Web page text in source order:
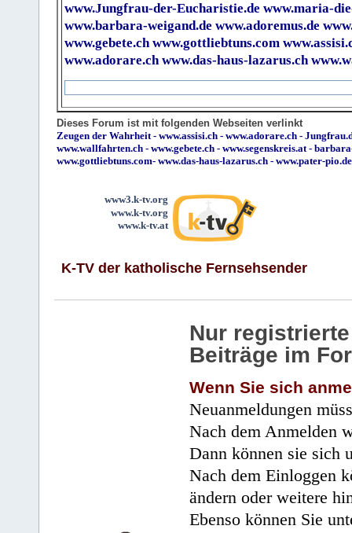
www.Jungfrau-der-Eucharistie.de www.maria-
www.barbara-weigand.de www.adoremus.de
www.gebete.ch www.gottliebtuns.com
www.adorare.ch www.das-haus-lazarus.ch
Dieses Forum ist mit folgenden Webseiten verlinkt
Zeugen der Wahrheit- www.assisi.ch - www.adorare.ch -
www.wallfahrten.ch - www.gebete.ch - www.segenskreis.at-
www.gottliebtuns.com- www.das-haus-lazarus.ch - www.pater-pio.de
www3.k-tv.org
www.k-tv.org
www.k-tv.at
K-TV der katholische Fernsehsender
Nur
Beiträge im
Wenn Sie sich
Neuanmeldungen
Nach dem Anmelden
Dann können sie sich
Nach dem Einloggen
ändern oder weitere
Ebenso können Sie